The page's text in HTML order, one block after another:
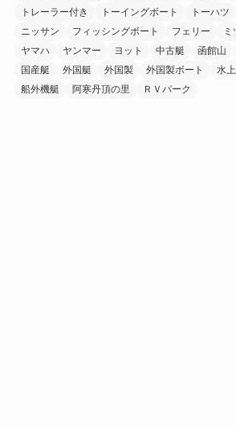
トレーラー付き
トーイングボート トーハツ
ニッサン
フィッシングボート フェリー
ヤマハ
ヤンマー ヨット 中古艇 函館山
国産艇
外国艇 外国製 外国製ボート 水
船外機艇
阿寒丹頂の里 ＲＶパーク